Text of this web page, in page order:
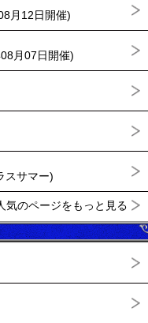
月12日開催)
月07日開催)
スサマー)
気のページをもっと見る